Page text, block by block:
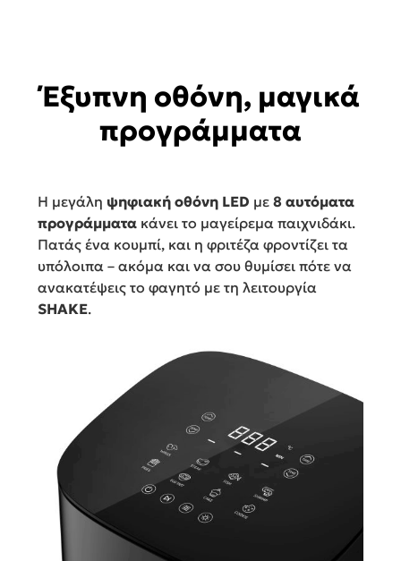
Έξυπνη οθόνη, μαγικά
προγράμματα
Η μεγάλη ψηφιακή οθόνη LED με 8 αυτόματα
προγράμματα κάνει το μαγείρεμα παιχνιδάκι.
Πατάς ένα κουμπί, και η φριτέζα φροντίζει τα
υπόλοιπα – ακόμα και να σου θυμίσει πότε να
ανακατέψεις το φαγητό με τη λειτουργία
SHAKE.